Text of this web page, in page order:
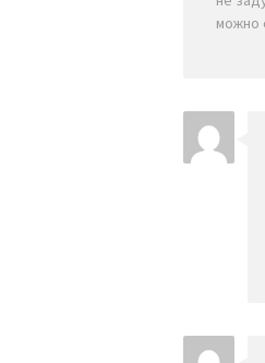
можно